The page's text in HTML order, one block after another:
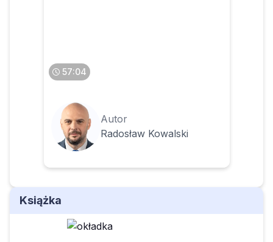
57:04
Autor
Radosław Kowalski
Książka